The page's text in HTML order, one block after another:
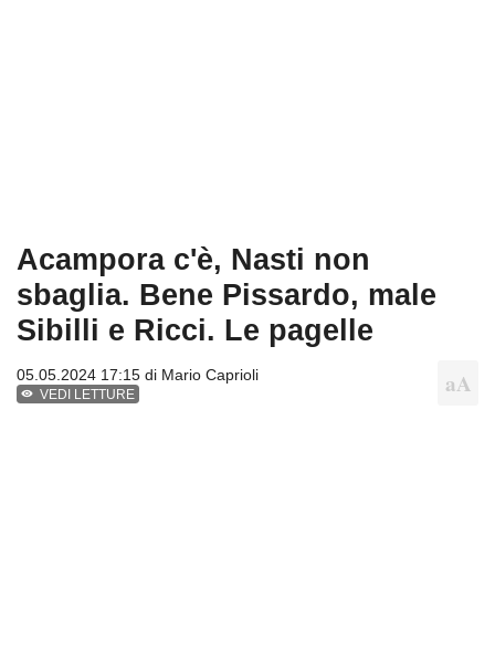
Acampora c'è, Nasti non
sbaglia. Bene Pissardo, male
Sibilli e Ricci. Le pagelle
05.05.2024 17:15 di Mario Caprioli
VEDI LETTURE